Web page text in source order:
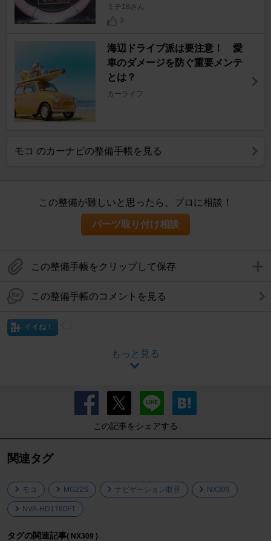
ミチ18さん
3
海辺ドライブ派は要注意！ 愛
車のダメージを防ぐ重要メンテ
とは？
カーライフ
モコ のカーナビの整備手帳を見る
この整備が難しいと思ったら、プロに相談！
パーツ取り付け相談
この整備手帳をクリップして保存
この整備手帳のコメントを見る
イイね！
もっと見る
この記事をシェアする
関連タグ
モコ MG22S ナビゲーション取替 NX309
NVA-HD1780FT
タグの関連記事( NX309 )